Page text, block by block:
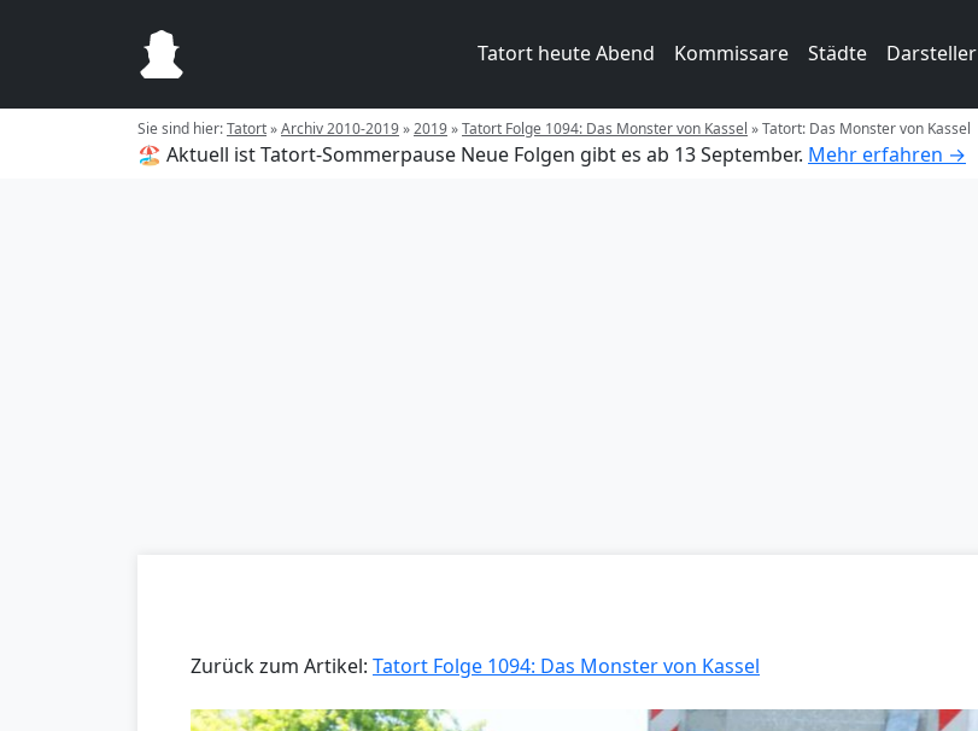
Tatort heute Abend Kommissare Städte Darsteller
Sie sind hier:Tatort»Archiv 2010-2019»2019»Tatort Folge 1094: Das Monster von Kassel »Tatort: Das Monster von Kassel
🏖️ Aktuell ist Tatort-Sommerpause Neue Folgen gibt es ab 13 September. Mehr erfahren →
Zurück zum Artikel: Tatort Folge 1094: Das Monster von Kassel